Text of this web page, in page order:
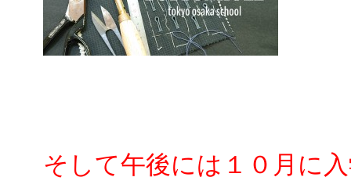
そして午後には１０月に